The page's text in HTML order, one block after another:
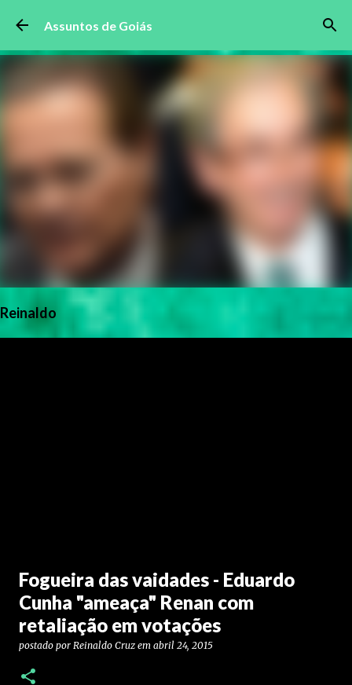
Pular para o conteúdo principal
Assuntos de Goiás
Reinaldo
Fogueira das vaidades - Eduardo
Cunha "ameaça" Renan com
retaliação em votações
postado por Reinaldo Cruz em abril 24, 2015